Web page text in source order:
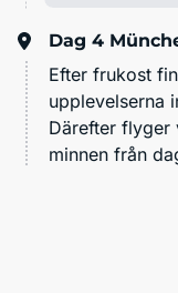
Dag 4
Efter frukost
upplevelserna
Därefter flyger
minnen från